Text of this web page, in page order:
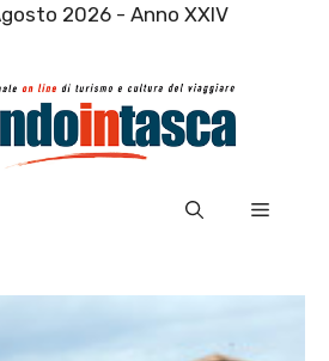
2026 - Anno XXIV
Menu